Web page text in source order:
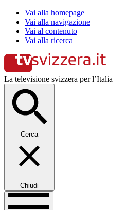
Vai alla homepage
Vai alla navigazione
Vai al contenuto
Vai alla ricerca
La televisione svizzera per l’Italia
Cerca
Chiudi